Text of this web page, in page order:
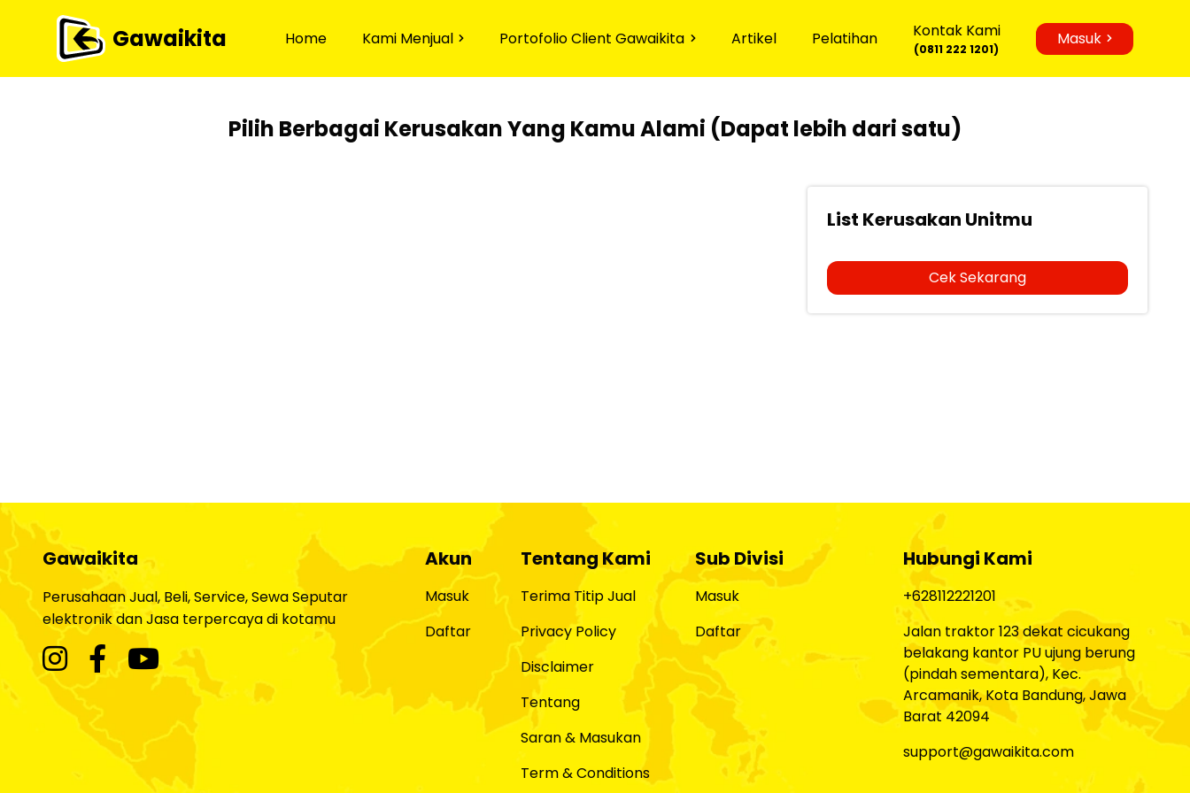
Gawaikita Home Kami Menjual Portofolio Client Gawaikita Artikel Pelatihan Kontak Kami
(0811 222 1201)
Masuk
Pilih Berbagai KerusakanYang Kamu Alami (Dapat lebih dari satu)
List Kerusakan Unitmu
Cek Sekarang
Gawaikita
Perusahaan Jual, Beli, Service, Sewa Seputar
elektronik dan Jasa terpercaya di kotamu
Akun
Masuk
Daftar
Tentang Kami
Terima Titip Jual
Privacy Policy
Disclaimer
Tentang
Saran & Masukan
Term & Conditions
Sub Divisi
Masuk
Daftar
Hubungi Kami
+628112221201
Jalan traktor 123 dekat cicukang
belakang kantor PU ujung berung
(pindah sementara), Kec.
Arcamanik, Kota Bandung, Jawa
Barat 42094
support@gawaikita.com